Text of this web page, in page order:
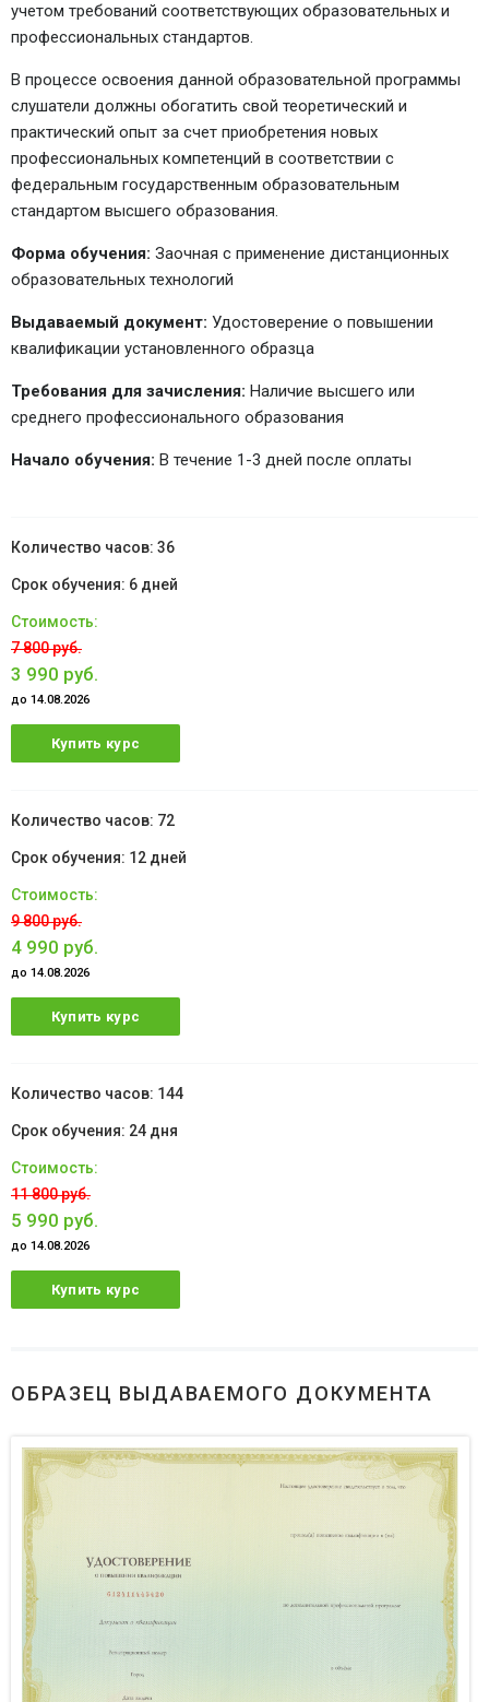
учетом требований соответствующих образовательных и
профессиональных стандартов.
В процессе освоения данной образовательной программы
слушатели должны обогатить свой теоретический и
практический опыт за счет приобретения новых
профессиональных компетенций в соответствии с
федеральным государственным образовательным
стандартом высшего образования.
Форма обучения: Заочная с применение дистанционных
образовательных технологий
Выдаваемый документ: Удостоверение о повышении
квалификации установленного образца
Требования для зачисления: Наличие высшего или
среднего профессионального образования
Начало обучения: В течение 1-3 дней после оплаты
36
6 дней
7 800 руб.
3 990 руб.
до 14.08.2026
Купить курс
72
12 дней
9 800 руб.
4 990 руб.
до 14.08.2026
Купить курс
144
24 дня
11 800 руб.
5 990 руб.
до 14.08.2026
Купить курс
ОБРАЗЕЦ ВЫДАВАЕМОГО ДОКУМЕНТА